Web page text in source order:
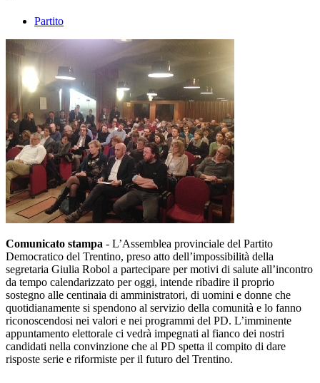
Partito
Comunicato stampa - L’Assemblea provinciale del Partito
Democratico del Trentino, preso atto dell’impossibilità della
segretaria Giulia Robol a partecipare per motivi di salute all’incontro
da tempo calendarizzato per oggi, intende ribadire il proprio
sostegno alle centinaia di amministratori, di uomini e donne che
quotidianamente si spendono al servizio della comunità e lo fanno
riconoscendosi nei valori e nei programmi del PD. L’imminente
appuntamento elettorale ci vedrà impegnati al fianco dei nostri
candidati nella convinzione che al PD spetta il compito di dare
risposte serie e riformiste per il futuro del Trentino.